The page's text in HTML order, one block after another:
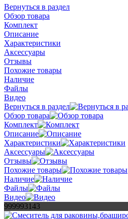
Вернуться в раздел
Обзор товара
Комплект
Описание
Характеристики
Аксессуары
Отзывы
Похожие товары
Наличие
Файлы
Видео
Вернуться в раздел
Обзор товара
Комплект
Описание
Характеристики
Аксессуары
Отзывы
Похожие товары
Наличие
Файлы
Видео
999993143